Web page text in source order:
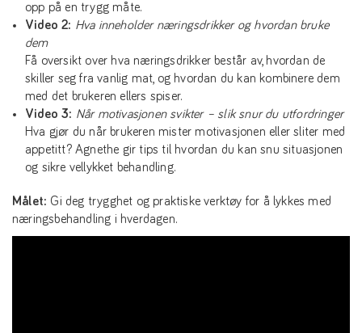
opp på en trygg måte.
Video 2: Hva inneholder næringsdrikker og hvordan bruke
dem
Få oversikt over hva næringsdrikker består av, hvordan de
skiller seg fra vanlig mat, og hvordan du kan kombinere dem
med det brukeren ellers spiser.
Video 3: Når motivasjonen svikter – slik snur du utfordringer
Hva gjør du når brukeren mister motivasjonen eller sliter med
appetitt? Agnethe gir tips til hvordan du kan snu situasjonen
og sikre vellykket behandling.
Målet: Gi deg trygghet og praktiske verktøy for å lykkes med
næringsbehandling i hverdagen.